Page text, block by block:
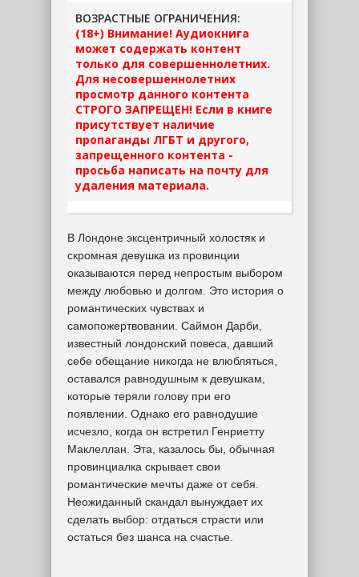
ВОЗРАСТНЫЕ ОГРАНИЧЕНИЯ:
(18+) Внимание! Аудиокнига
может содержать контент
только для совершеннолетних.
Для несовершеннолетних
просмотр данного контента
СТРОГО ЗАПРЕЩЕН! Если в книге
присутствует наличие
пропаганды ЛГБТ и другого,
запрещенного контента -
просьба написать на почту для
удаления материала.
В Лондоне эксцентричный холостяк и
скромная девушка из провинции
оказываются перед непростым выбором
между любовью и долгом. Это история о
романтических чувствах и
самопожертвовании. Саймон Дарби,
известный лондонский повеса, давший
себе обещание никогда не влюбляться,
оставался равнодушным к девушкам,
которые теряли голову при его
появлении. Однако его равнодушие
исчезло, когда он встретил Генриетту
Маклеллан. Эта, казалось бы, обычная
провинциалка скрывает свои
романтические мечты даже от себя.
Неожиданный скандал вынуждает их
сделать выбор: отдаться страсти или
остаться без шанса на счастье.